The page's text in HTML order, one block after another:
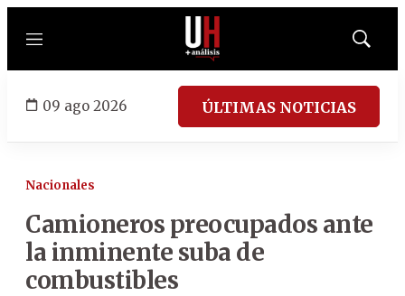
Menú
Mostrar
09 ago 2026 ÚLTIMAS NOTICIAS
Nacionales
Camioneros preocupados ante
la inminente suba de
combustibles